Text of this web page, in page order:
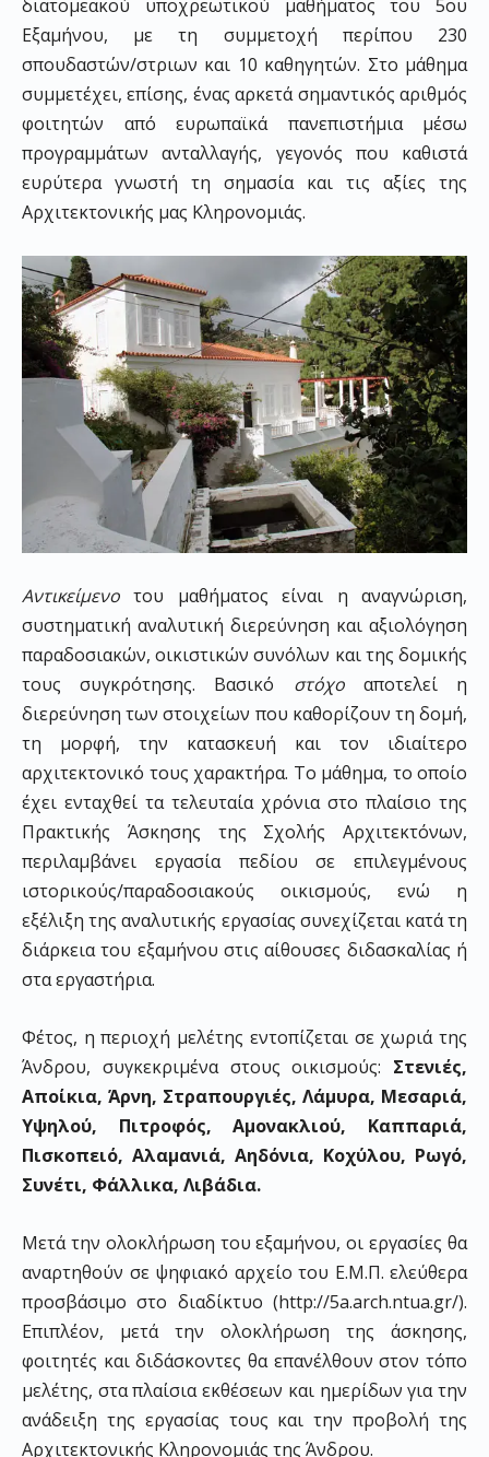
διατομεακού υποχρεωτικού μαθήματος του 5ου
Εξαμήνου, με τη συμμετοχή περίπου 230
σπουδαστών/στριων και 10 καθηγητών. Στο μάθημα
συμμετέχει, επίσης, ένας αρκετά σημαντικός αριθμός
φοιτητών από ευρωπαϊκά πανεπιστήμια μέσω
προγραμμάτων ανταλλαγής, γεγονός που καθιστά
ευρύτερα γνωστή τη σημασία και τις αξίες της
Αρχιτεκτονικής μας Κληρονομιάς.
Αντικείμενοτου μαθήματος είναι η αναγνώριση,
συστηματική αναλυτική διερεύνηση και αξιολόγηση
παραδοσιακών, οικιστικών συνόλων και της δομικής
τους συγκρότησης. Βασικό στόχοαποτελεί η
διερεύνηση των στοιχείων που καθορίζουν τη δομή,
τη μορφή, την κατασκευή και τον ιδιαίτερο
αρχιτεκτονικό τους χαρακτήρα. Το μάθημα, το οποίο
έχει ενταχθεί τα τελευταία χρόνια στο πλαίσιο της
Πρακτικής Άσκησης της Σχολής Αρχιτεκτόνων,
περιλαμβάνει εργασία πεδίου σε επιλεγμένους
ιστορικούς/παραδοσιακούς οικισμούς, ενώ η
εξέλιξη της αναλυτικής εργασίας συνεχίζεται κατά τη
διάρκεια του εξαμήνου στις αίθουσες διδασκαλίας ή
στα εργαστήρια.
Φέτος, η περιοχή μελέτης εντοπίζεται σε χωριά της
Άνδρου, συγκεκριμένα στους οικισμούς: Στενιές,
Αποίκια, Άρνη, Στραπουργιές, Λάμυρα, Μεσαριά,
Υψηλού, Πιτροφός, Αμονακλιού, Καππαριά,
Πισκοπειό, Αλαμανιά, Αηδόνια, Κοχύλου, Ρωγό,
Συνέτι, Φάλλικα, Λιβάδια.
Μετά την ολοκλήρωση του εξαμήνου, οι εργασίες θα
αναρτηθούν σε ψηφιακό αρχείο του Ε.Μ.Π. ελεύθερα
προσβάσιμο στο διαδίκτυο (http://5a.arch.ntua.gr/).
Επιπλέον, μετά την ολοκλήρωση της άσκησης,
φοιτητές και διδάσκοντες θα επανέλθουν στον τόπο
μελέτης, στα πλαίσια εκθέσεων και ημερίδων για την
ανάδειξη της εργασίας τους και την προβολή της
Αρχιτεκτονικής Κληρονομιάς της Άνδρου.